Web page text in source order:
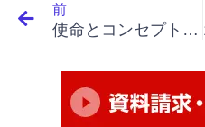
前
使命とコンセプト、一貫性の大切さ